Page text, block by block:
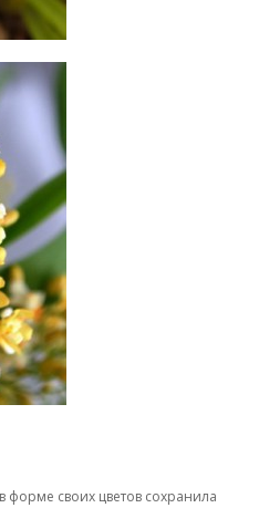
форме своих цветов сохранила